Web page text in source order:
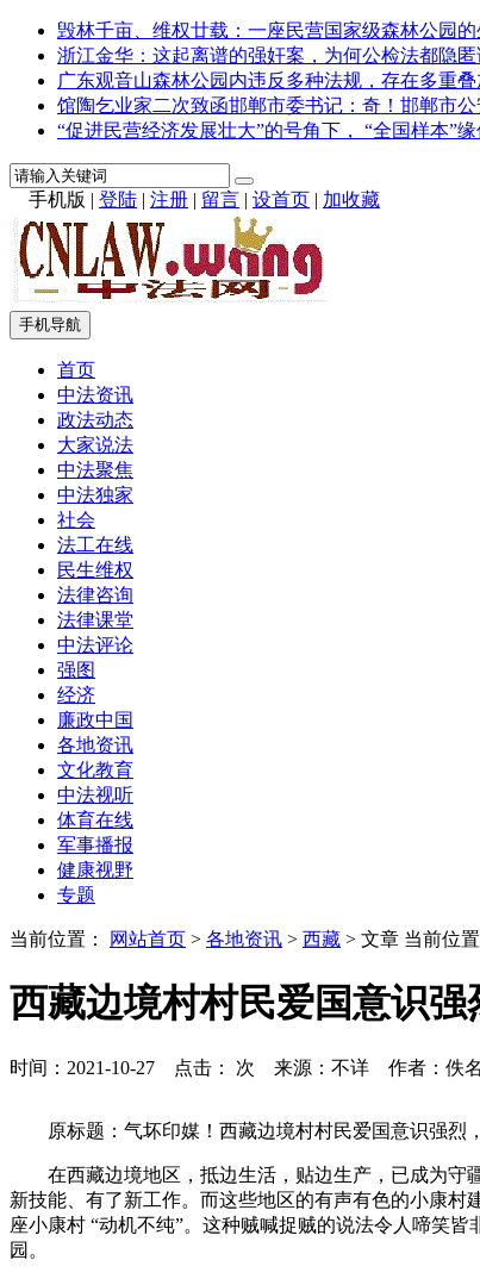
毁林千亩、维权廿载：一座民营国家级森林公园
浙江金华：这起离谱的强奸案，为何公检法都隐匿
广东观音山森林公园内违反多种法规，存在多重
馆陶乞业家二次致函邯郸市委书记：奇！邯郸市
“促进民营经济发展壮大”的号角下， “全国样本”缘
手机版 | 登陆 | 注册 | 留言 | 设首页 | 加收藏
手机导航
首页
中法资讯
政法动态
大家说法
中法聚焦
中法独家
社会
法工在线
民生维权
法律咨询
法律课堂
中法评论
强图
经济
廉政中国
各地资讯
文化教育
中法视听
体育在线
军事播报
健康视野
专题
当前位置： 网站首页 > 各地资讯 > 西藏 > 文章 当前位置
西藏边境村村民爱国意识
时间：2021-10-27 点击： 次 来源：不详 作者：佚名
原标题：气坏印媒！西藏边境村村民爱国意识强烈
在西藏边境地区，抵边生活，贴边生产，已成为守疆
新技能、有了新工作。而这些地区的有声有色的小康
座小康村 “动机不纯”。这种贼喊捉贼的说法令人啼笑
园。